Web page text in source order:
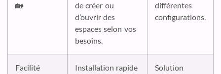
🏡
de créer ou
d’ouvrir des
espaces selon vos
besoins.
différentes
configurations.
Facilité Installation rapide Solution